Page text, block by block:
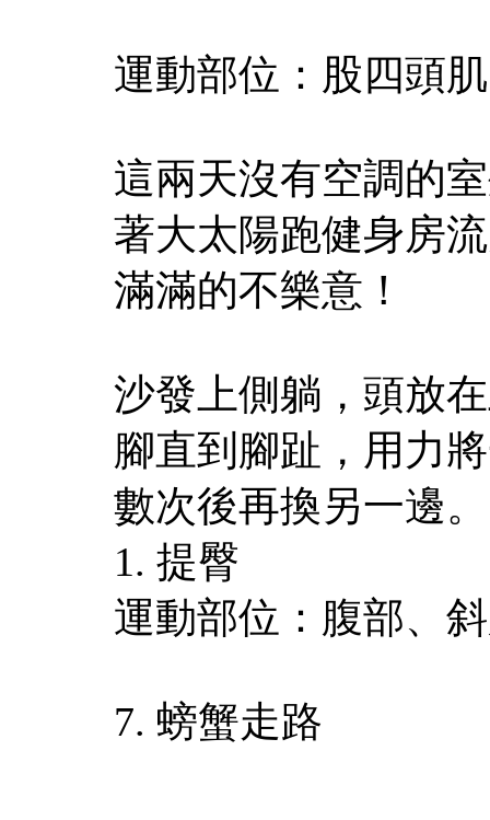
運動部位：股四頭
這兩天沒有空調的
著大太陽跑健身房
滿滿的不樂意！
沙發上側躺，頭放
腳直到腳趾，用力
數次後再換另一邊。
1. 提臀
運動部位：腹部、
7. 螃蟹走路